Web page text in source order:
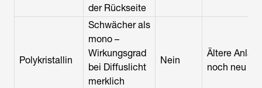
der Rückseite
Polykristallin
Schwächer als
mono –
Wirkungsgrad
bei Diffuslicht
merklich
Nein
Ältere
noch neu